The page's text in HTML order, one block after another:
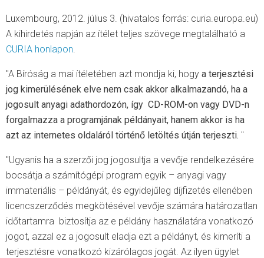
Luxembourg, 2012. július 3. (hivatalos forrás: curia.europa.eu)
A kihirdetés napján az ítélet teljes szövege megtalálható a
CURIA honlapon.
"A Bíróság a mai ítéletében azt mondja ki, hogy a terjesztési
jog kimerülésének elve nem csak akkor alkalmazandó, ha a
jogosult anyagi adathordozón, így CD-ROM-on vagy DVD-n
forgalmazza a programjának példányait, hanem akkor is ha
azt az internetes oldaláról történő letöltés útján terjeszti. "
"Ugyanis ha a szerzői jog jogosultja a vevője rendelkezésére
bocsátja a számítógépi program egyik – anyagi vagy
immateriális – példányát, és egyidejűleg díjfizetés ellenében
licencszerződés megkötésével vevője számára határozatlan
időtartamra biztosítja az e példány használatára vonatkozó
jogot, azzal ez a jogosult eladja ezt a példányt, és kimeríti a
terjesztésre vonatkozó kizárólagos jogát. Az ilyen ügylet